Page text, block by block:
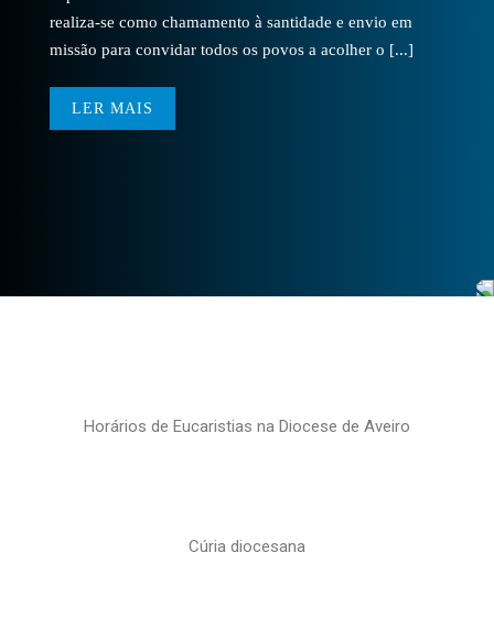
realiza-se como chamamento à santidade e envio em
missão para convidar todos os povos a acolher o [...]
LER MAIS
Horários de Eucaristias na Diocese de Aveiro
Cúria diocesana